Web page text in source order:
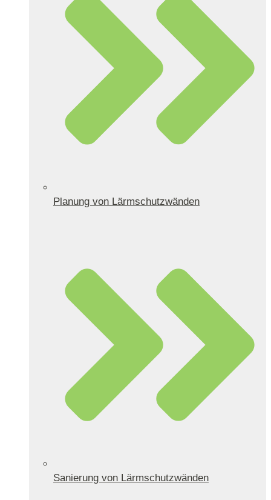
Planung von Lärmschutzwänden
Sanierung von Lärmschutzwänden